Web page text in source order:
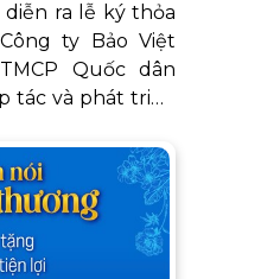
diễn ra lễ ký thỏa
ty Bảo Việt
Quốc dân
tác và phát triển
với sự tham
từ Tổng Công ty
hàng Quốc dân